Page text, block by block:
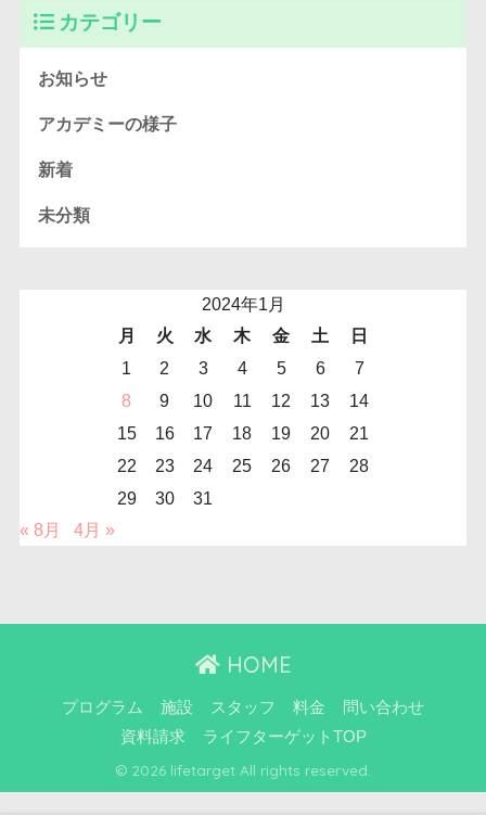
カテゴリー
お知らせ
アカデミーの様子
新着
未分類
2024年1月
月
火 水 木 金 土
日
1
2 3 4 5 6
7
8
9 10 11 12 13
14
15
16 17 18 19 20
21
22
23 24 25 26 27
28
29
30
31
« 8月
4月 »
HOME
プログラム 施設 スタッフ 料金
問い合わせ
資料請求
ライフターゲットTOP
© 2026 lifetarget All rights reserved.